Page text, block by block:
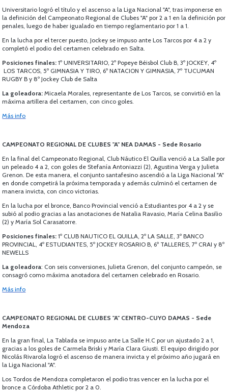
Universitario logró el título y el ascenso a la Liga Nacional "A", tras imponerse en
la definición del Campeonato Regional de Clubes "A" por 2 a 1 en la definición por
penales, luego de haber igualado en tiempo reglamentario por 1 a 1.
En la lucha por el tercer puesto, Jockey se impuso ante Los Tarcos por 4 a 2 y
completó el podio del certamen celebrado en Salta.
Posiciones finales: 1º UNIVERSITARIO, 2º Popeye Béisbol Club B, 3º JOCKEY, 4º
LOS TARCOS, 5º GIMNASIA Y TIRO, 6º NATACION Y GIMNASIA, 7º TUCUMAN
RUGBY B y 8º Jockey Club de Salta
La goleadora: Micaela Morales, representante de Los Tarcos, se convirtió en la
máxima artillera del certamen, con cinco goles.
Más info
CAMPEONATO REGIONAL DE CLUBES "A" NEA DAMAS - Sede Rosario
En la final del Campeonato Regional, Club Náutico El Quilla venció a La Salle por
un peleado 4 a 2, con goles de Stefanía Antoniazzi (2), Agustina Verga y Julieta
Grenon. De esta manera, el conjunto santafesino ascendió a la Liga Nacional "A"
en donde competirá la próxima temporada y además culminó el certamen de
manera invicta, con cinco victorias.
En la lucha por el bronce, Banco Provincial venció a Estudiantes por 4 a 2 y se
subió al podio gracias a las anotaciones de Natalia Ravasio, María Celina Basilio
(2) y María Sol Carasatorre.
Posiciones finales: 1º CLUB NAUTICO EL QUILLA, 2º LA SALLE, 3º BANCO
PROVINCIAL, 4º ESTUDIANTES, 5º JOCKEY ROSARIO B, 6º TALLERES, 7º CRAI y 8º
NEWELLS
La goleadora: Con seis conversiones, Julieta Grenon, del conjunto campeón, se
consagró como máxima anotadora del certamen celebrado en Rosario.
Más info
CAMPEONATO REGIONAL DE CLUBES "A" CENTRO-CUYO DAMAS - Sede
Mendoza
En la gran final, La Tablada se impuso ante La Salle H.C por un ajustado 2 a 1,
gracias a los goles de Carmela Briski y María Clara Giusti. El equipo dirigido por
Nicolás Rivarola logró el ascenso de manera invicta y el próximo año jugará en
la Liga Nacional "A".
Los Tordos de Mendoza completaron el podio tras vencer en la lucha por el
bronce a Córdoba Athletic por 2 a 0.